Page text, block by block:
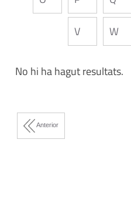
V W
No hi ha hagut resultats.
Anterior